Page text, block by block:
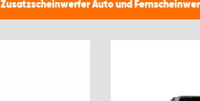
Zusatzscheinwerfer Auto und